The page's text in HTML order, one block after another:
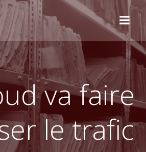
Aller
au
contenu
va faire
le trafic